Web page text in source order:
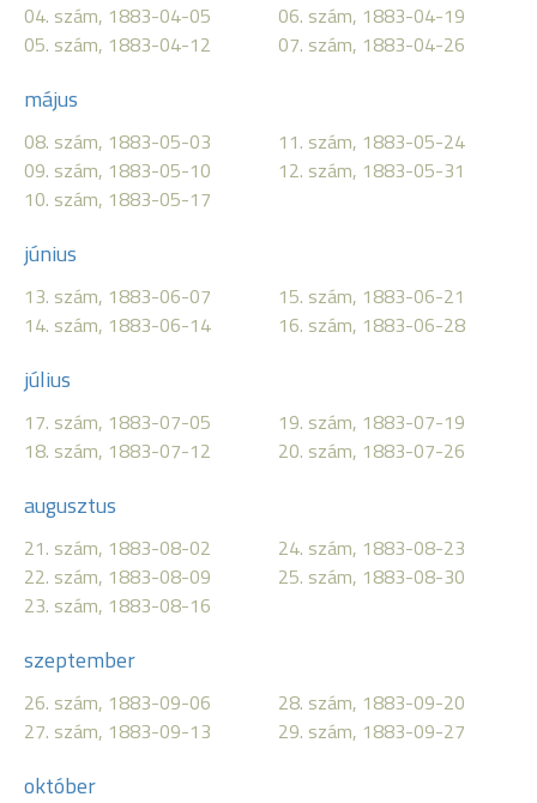
04. szám, 1883-04-05
05. szám, 1883-04-12
06. szám, 1883-04-19
07. szám, 1883-04-26
május
08. szám, 1883-05-03
09. szám, 1883-05-10
10. szám, 1883-05-17
11. szám, 1883-05-24
12. szám, 1883-05-31
június
13. szám, 1883-06-07
14. szám, 1883-06-14
15. szám, 1883-06-21
16. szám, 1883-06-28
július
17. szám, 1883-07-05
18. szám, 1883-07-12
19. szám, 1883-07-19
20. szám, 1883-07-26
augusztus
21. szám, 1883-08-02
22. szám, 1883-08-09
23. szám, 1883-08-16
24. szám, 1883-08-23
25. szám, 1883-08-30
szeptember
26. szám, 1883-09-06
27. szám, 1883-09-13
28. szám, 1883-09-20
29. szám, 1883-09-27
október